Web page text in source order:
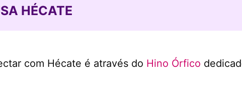
HÉCATE
com Hécate é através do Hino Órfico